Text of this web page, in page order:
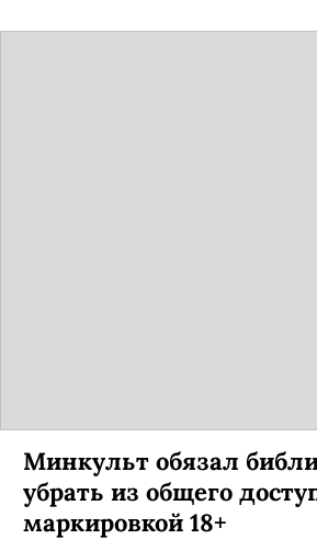
Минкульт обязал
убрать из общего
маркировкой 18+